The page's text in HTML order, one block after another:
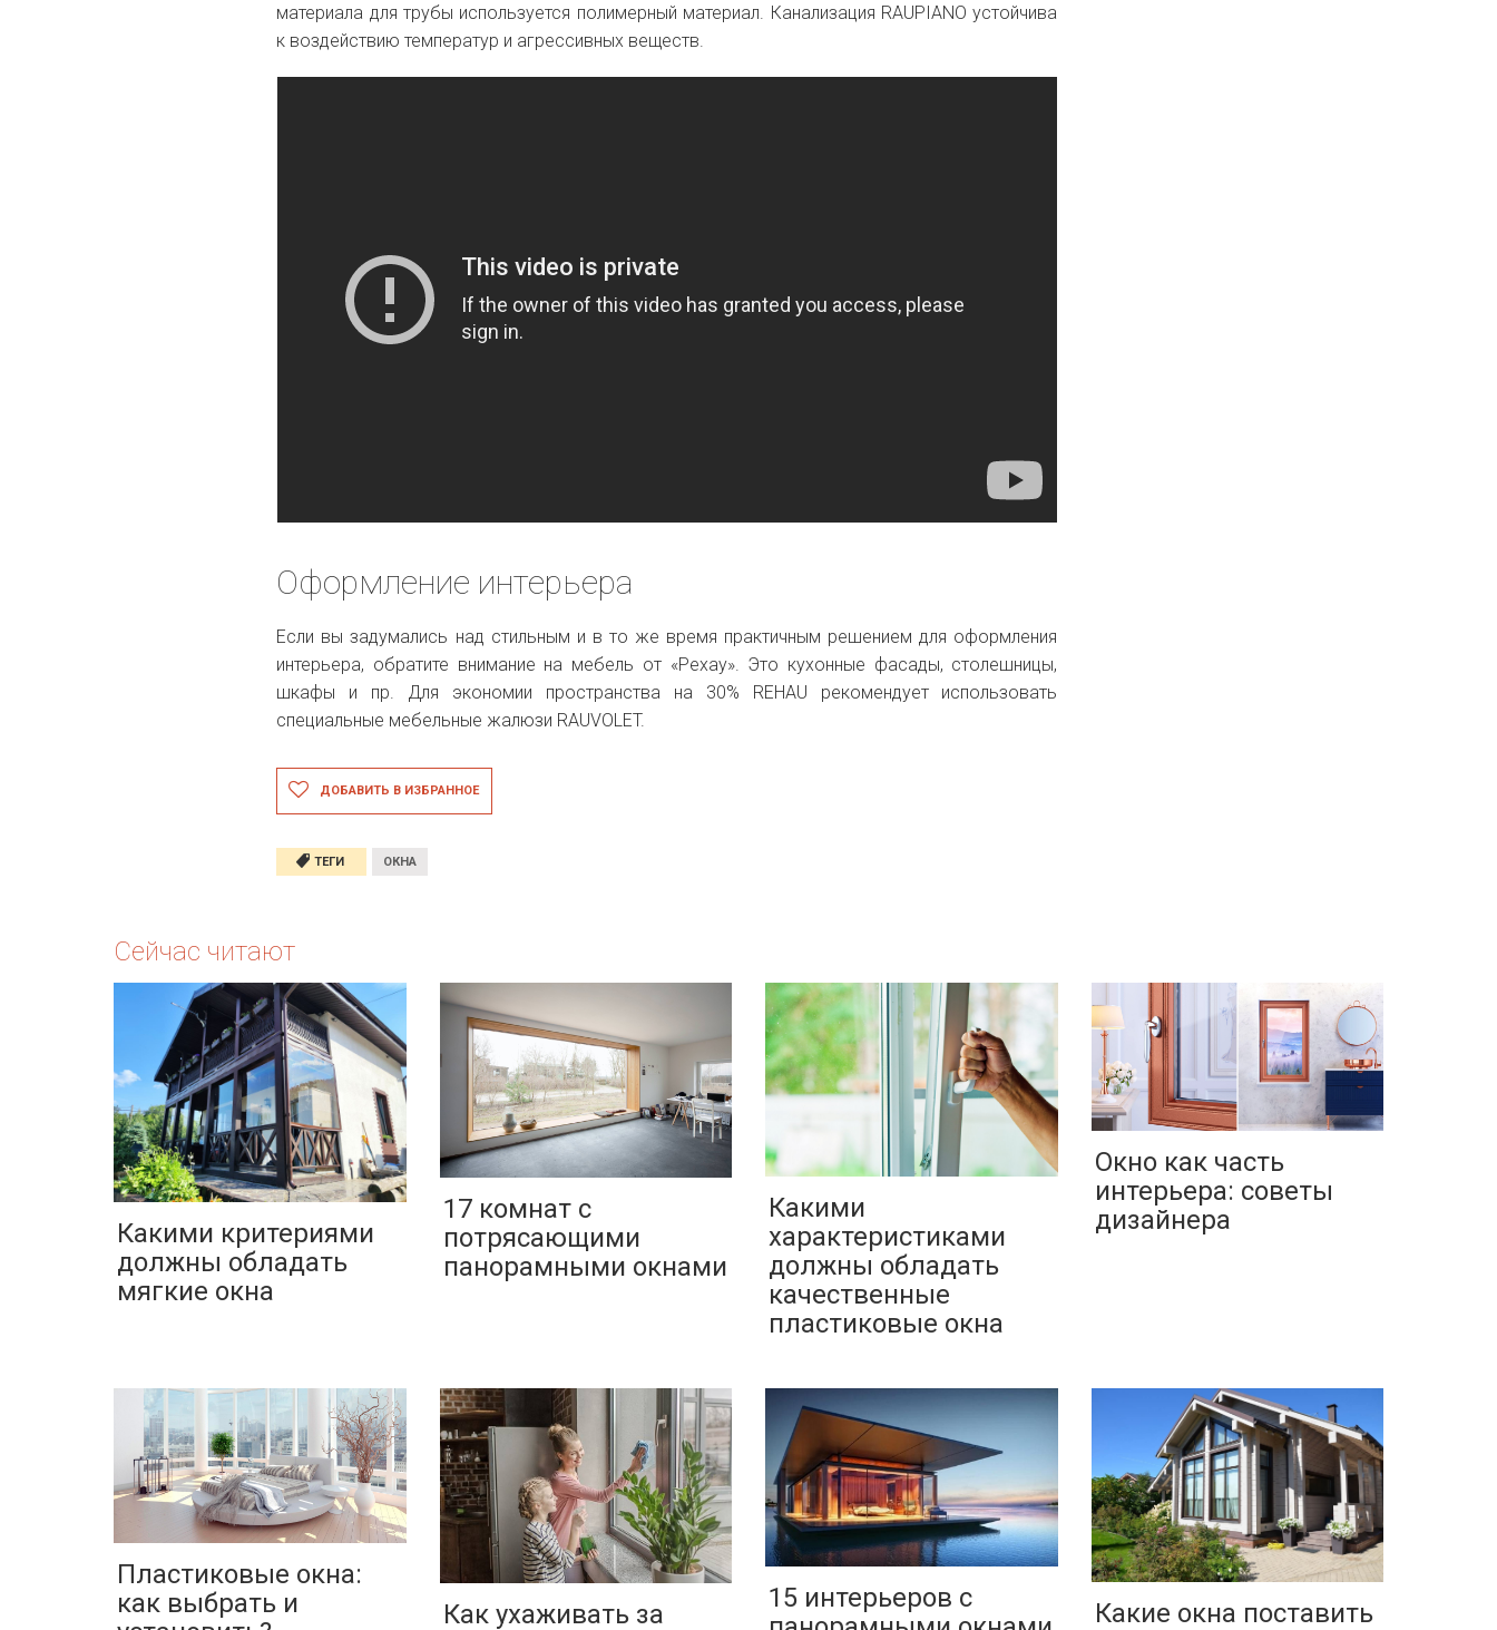
материала для трубы используется полимерный материал. Канализация RAUPIANO устойчива
к воздействию температур и агрессивных веществ.
Оформление интерьера
Если вы задумались над стильным и в то же время практичным решением для оформления
интерьера, обратите внимание на мебель от «Рехау». Это кухонные фасады, столешницы,
шкафы и пр. Для экономии пространства на 30% REHAU рекомендует использовать
специальные мебельные жалюзи RAUVOLET.
ДОБАВИТЬ В ИЗБРАННОЕ
ТЕГИ ОКНА
Сейчас читают
Какими критериями
должны обладать
мягкие окна
17 комнат с
потрясающими
панорамными окнами
Какими
характеристиками
должны обладать
качественные
пластиковые окна
Окно как часть
интерьера: советы
дизайнера
Пластиковые окна:
как выбрать и
Как ухаживать за
15 интерьеров с
Какие окна поставить